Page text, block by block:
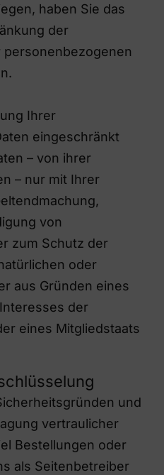
haben Sie das
der
personenbezogenen
Ihrer
eingeschränkt
– von ihrer
– nur mit Ihrer
von
zum Schutz der
oder
aus Gründen eines
der
eines Mitgliedstaats
und
vertraulicher
Bestellungen oder
als Seitenbetreiber